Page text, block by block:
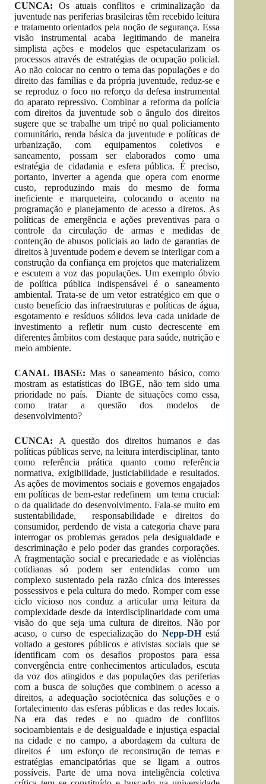
CUNCA: Os atuais conflitos e criminalização da
juventude nas periferias brasileiras têm recebido leitura
e tratamento orientados pela noção de segurança. Essa
visão instrumental acaba legitimando de maneira
simplista ações e modelos que espetacularizam os
processos através de estratégias de ocupação policial.
Ao não colocar no centro o tema das populações e do
direito das famílias e da própria juventude, reduz-se e
se reproduz o foco no reforço da defesa instrumental
do aparato repressivo. Combinar a reforma da polícia
com direitos da juventude sob o ângulo dos direitos
sugere que se trabalhe um tripé no qual policiamento
comunitário, renda básica da juventude e políticas de
urbanização, com equipamentos coletivos e
saneamento, possam ser elaborados como uma
estratégia de cidadania e esfera pública. É preciso,
portanto, inverter a agenda que opera com enorme
custo, reproduzindo mais do mesmo de forma
ineficiente e marqueteira, colocando o acento na
programação e planejamento de acesso a diretos. As
políticas de emergência e ações preventivas para o
controle da circulação de armas e medidas de
contenção de abusos policiais ao lado de garantias de
direitos à juventude podem e devem se interligar com a
construção da confiança em projetos que materializem
e escutem a voz das populações. Um exemplo óbvio
de política pública indispensável é o saneamento
ambiental. Trata-se de um vetor estratégico em que o
custo benefício das infraestruturas e políticas de água,
esgotamento e resíduos sólidos leva cada unidade de
investimento a refletir num custo decrescente em
diferentes âmbitos com destaque para saúde, nutrição e
meio ambiente.
CANAL IBASE: Mas o saneamento básico, como
mostram as estatísticas do IBGE, não tem sido uma
prioridade no país. Diante de situações como essa,
como tratar a questão dos modelos de
desenvolvimento?
CUNCA: A questão dos direitos humanos e das
políticas públicas serve, na leitura interdisciplinar, tanto
como referência prática quanto como referência
normativa, exigibilidade, justiciabilidade e resultados.
As ações de movimentos sociais e governos engajados
em políticas de bem-estar redefinem um tema crucial:
o da qualidade do desenvolvimento. Fala-se muito em
sustentabilidade, responsabilidade e direitos do
consumidor, perdendo de vista a categoria chave para
interrogar os problemas gerados pela desigualdade e
descriminação e pelo poder das grandes corporações.
A fragmentação social e precariedade e as violências
cotidianas só podem ser entendidas como um
complexo sustentado pela razão cínica dos interesses
possessivos e pela cultura do medo. Romper com esse
ciclo vicioso nos conduz a articular uma leitura da
complexidade desde da interdisciplinaridade com uma
visão do que seja uma cultura de direitos. Não por
acaso, o curso de especialização do Nepp-DHestá
voltado a gestores públicos e ativistas sociais que se
identificam com os desafios propostos para essa
convergência entre conhecimentos articulados, escuta
da voz dos atingidos e das populações das periferias
com a busca de soluções que combinem o acesso a
direitos, a adequação sociotécnica das soluções e o
fortalecimento das esferas públicas e das redes locais.
Na era das redes e no quadro de conflitos
socioambientais e de desigualdade e injustiça espacial
na cidade e no campo, a abordagem da cultura de
direitos é um esforço de reconstrução de temas e
estratégias emancipatórias que se ligam a outros
possíveis. Parte de uma nova inteligência coletiva